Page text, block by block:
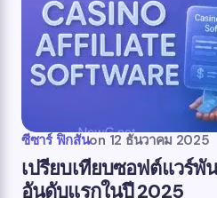
ซีซาร์ ฟิกสันon 12 ธันวาคม 2025
เปรียบเทียบซอฟต์แวร์พั
อันดับแรกในปี 2025